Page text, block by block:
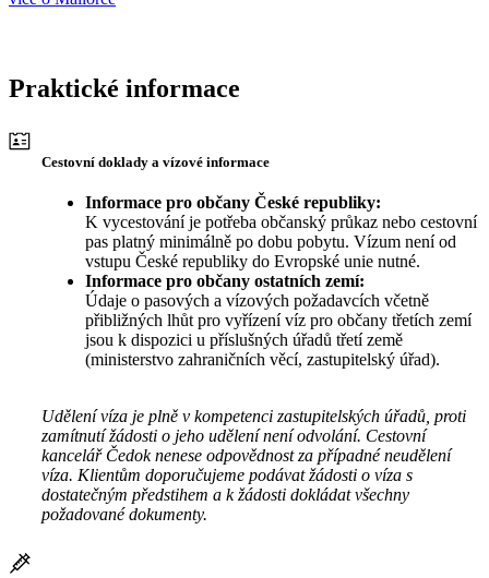
Praktické informace
Cestovní doklady a vízové informace
Informace pro občany České republiky:
K vycestování je potřeba občanský průkaz nebo cestovní
pas platný minimálně po dobu pobytu. Vízum není od
vstupu České republiky do Evropské unie nutné.
Informace pro občany ostatních zemí:
Údaje o pasových a vízových požadavcích včetně
přibližných lhůt pro vyřízení víz pro občany třetích zemí
jsou k dispozici u příslušných úřadů třetí země
(ministerstvo zahraničních věcí, zastupitelský úřad).
Udělení víza je plně v kompetenci zastupitelských úřadů, proti
zamítnutí žádosti o jeho udělení není odvolání. Cestovní
kancelář Čedok nenese odpovědnost za případné neudělení
víza. Klientům doporučujeme podávat žádosti o víza s
dostatečným předstihem a k žádosti dokládat všechny
požadované dokumenty.